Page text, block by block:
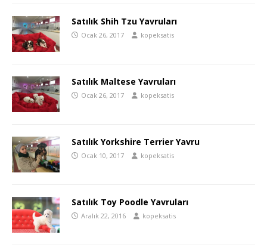
Satılık Shih Tzu Yavruları
Ocak 26, 2017 kopeksatis
Satılık Maltese Yavruları
Ocak 26, 2017 kopeksatis
Satılık Yorkshire Terrier Yavru
Ocak 10, 2017 kopeksatis
Satılık Toy Poodle Yavruları
Aralık 22, 2016 kopeksatis